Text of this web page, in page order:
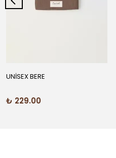
UNİSEX BERE
₺ 229.00